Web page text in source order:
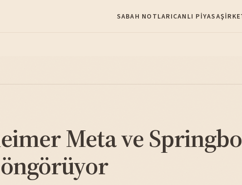
SABAH NOTLARICANLI PIYASA
Meta ve